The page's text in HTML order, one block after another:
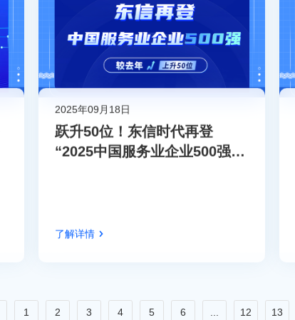
2025年09月18日
跃升50位！东信时代再登
“2025中国服务业企业500强”
了解详情
1 2 3 4 5 6 12 13